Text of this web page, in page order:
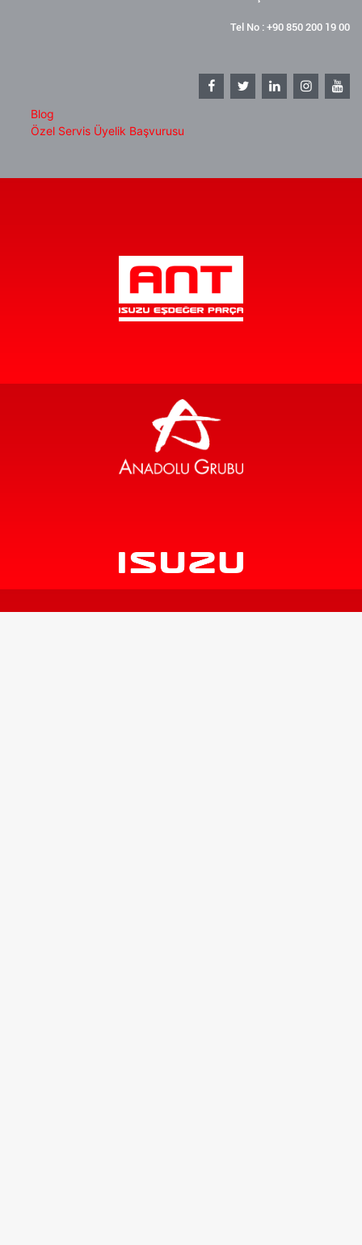
Tel No : +90 850 200 19 00
Blog
Özel Servis Üyelik Başvurusu